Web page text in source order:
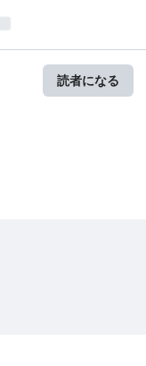
読者になる